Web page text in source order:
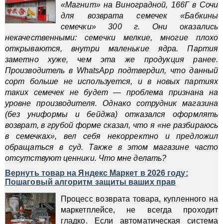
«Магнит» на Виноградной, 166Г в Сочи
для возврата семечек «Бабкины
семечки» 300 г. Они оказались
некачественными: семечки мелкие, многие плохо
открываются, внутри маленькие ядра. Партия
заметно хуже, чем эта же продукция ранее.
Производитель в WhatsApp подтвердил, что данный
сорт больше не используется, и в новых партиях
таких семечек не будет — проблема признана на
уровне производителя. Однако сотрудник магазина
(без униформы и бейджа) отказался оформлять
возврат, в грубой форме сказал, что я «не разбираюсь
в семечках», вел себя некорректно и предложил
обращаться в суд. Также в этом магазине часто
отсутствуют ценники. Что мне делать?
Вернуть товар на Яндекс Маркет в 2026 году:
Пошаговый алгоритм защиты ваших прав
Процесс возврата товара, купленного на
маркетплейсе, не всегда проходит
гладко. Если автоматическая система